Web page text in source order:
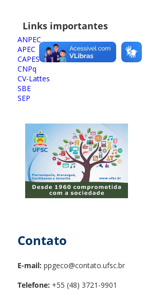
Links importantes
ANPEC
APEC
CAPES
CNPq
CV-Lattes
SBE
SEP
Contato
E-mail: ppgeco@contato.ufsc.br
Telefone: +55 (48) 3721-9901